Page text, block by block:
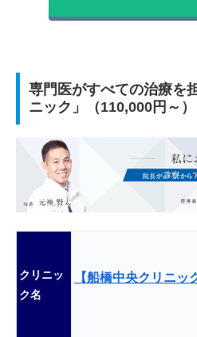
専門医がすべての治療を
ニック」（110,000円～）
クリニッ
ク名
【船橋中央クリニッ